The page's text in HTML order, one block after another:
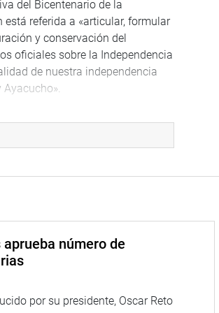
del Bicentenario de la
está referida a «articular, formular
y conservación del
oficiales sobre la Independencia
de nuestra independencia
(FP).
maestras para el logro de una
de la Incorporación del Perú a la
existe la Comisión Especial
que se encargará de estudiar,
proyectos, estrategias, entre
acciones conforme a sus
número de
por su presidente, Oscar Reto